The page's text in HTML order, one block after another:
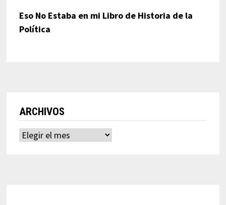
Eso No Estaba en mi Libro de Historia de la
Política
ARCHIVOS
Archivos